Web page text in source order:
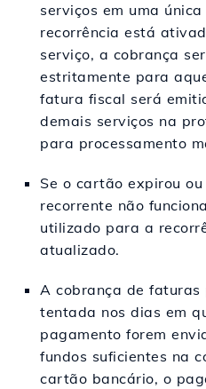
serviços em uma
recorrência está
serviço, a cobrança
estritamente para
fatura fiscal será
demais serviços na
para processamento
Se o cartão expirou
recorrente não
utilizado para a
atualizado.
A cobrança de faturas
tentada nos dias em
pagamento forem
fundos suficientes na
cartão bancário, o